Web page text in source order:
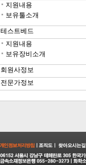
지원내용
보유툴소개
테스트베드
지원내용
보유장비소개
회원사정보
전문가정보